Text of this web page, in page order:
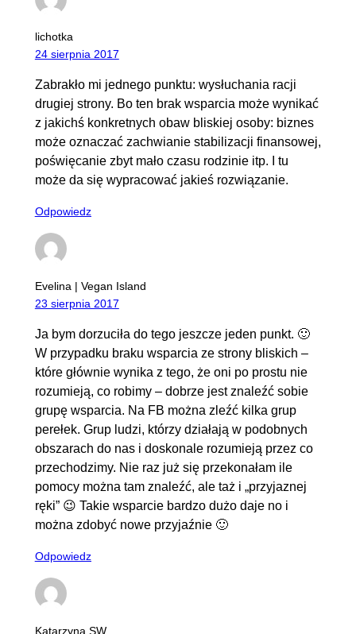
lichotka
24 sierpnia 2017
Zabrakło mi jednego punktu: wysłuchania racji
drugiej strony. Bo ten brak wsparcia może wynikać
z jakichś konkretnych obaw bliskiej osoby: biznes
może oznaczać zachwianie stabilizacji finansowej,
poświęcanie zbyt mało czasu rodzinie itp. I tu
może da się wypracować jakieś rozwiązanie.
Odpowiedz
Evelina | Vegan Island
23 sierpnia 2017
Ja bym dorzuciła do tego jeszcze jeden punkt. 🙂
W przypadku braku wsparcia ze strony bliskich –
które głównie wynika z tego, że oni po prostu nie
rozumieją, co robimy – dobrze jest znaleźć sobie
grupę wsparcia. Na FB można zleźć kilka grup
perełek. Grup ludzi, którzy działają w podobnych
obszarach do nas i doskonale rozumieją przez co
przechodzimy. Nie raz już się przekonałam ile
pomocy można tam znaleźć, ale taż i „przyjaznej
ręki” 😉 Takie wsparcie bardzo dużo daje no i
można zdobyć nowe przyjaźnie 🙂
Odpowiedz
Katarzyna SW